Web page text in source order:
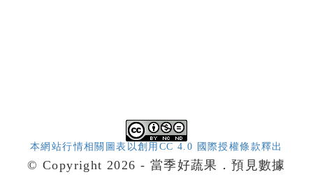
本網站行情相關圖表以創用CC 4.0 國際授權條款釋出
© Copyright 2026 - 當季好蔬果．預見數據